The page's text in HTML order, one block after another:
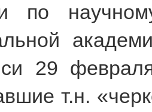
по
29
т.н.